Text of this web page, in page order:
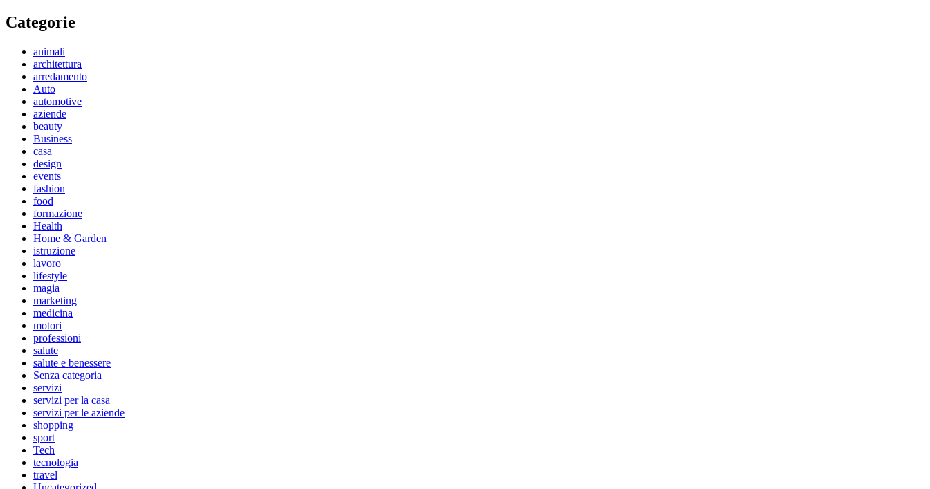
Categorie
animali
architettura
arredamento
Auto
automotive
aziende
beauty
Business
casa
design
events
fashion
food
formazione
Health
Home & Garden
istruzione
lavoro
lifestyle
magia
marketing
medicina
motori
professioni
salute
salute e benessere
Senza categoria
servizi
servizi per la casa
servizi per le aziende
shopping
sport
Tech
tecnologia
travel